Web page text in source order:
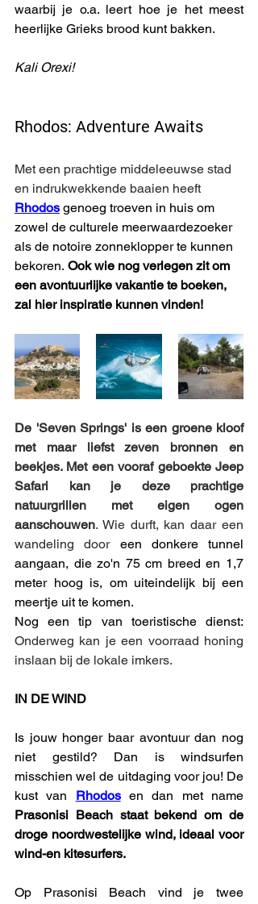
waarbij je o.a. leert hoe je het meest
heerlijke Grieks brood kunt bakken.
Kali Orexi!
Rhodos: Adventure Awaits
Met een prachtige middeleeuwse stad
en indrukwekkende baaien heeft
Rhodos genoeg troeven in huis om
zowel de culturele meerwaardezoeker
als de notoire zonneklopper te kunnen
bekoren. Ook wie nog verlegen zit om
een avontuurlijke vakantie te boeken,
zal hier inspiratie kunnen vinden!
De 'Seven Springs' is een groene kloof
met maar liefst zeven bronnen en
beekjes. Met een vooraf geboekte Jeep
Safari kan je deze prachtige
natuurgrillen met eigen ogen
aanschouwen. Wie durft, kan daar een
wandeling door een donkere tunnel
aangaan, die zo'n 75 cm breed en 1,7
meter hoog is, om uiteindelijk bij een
meertje uit te komen.
Onderweg kan je een voorraad honing
inslaan bij de lokale imkers.
IN DE WIND
Is jouw honger baar avontuur dan nog
niet gestild? Dan is windsurfen
misschien wel de uitdaging voor jou! De
kust van Rhodos
Prasonisi Beach staat bekend om de
droge noordwestelijke wind, ideaal voor
wind-en kitesurfers.
Op Prasonisi Beach vind je twee